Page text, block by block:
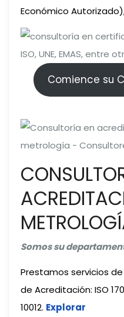
Económico
Comience su
Somos su
Prestamos servicios
de Acreditación: ISO
10012. Explorar